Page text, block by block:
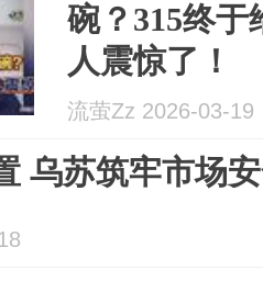
碗？315终于
人震惊了！
流萤Zz 2026-03-19
乌苏筑牢市场